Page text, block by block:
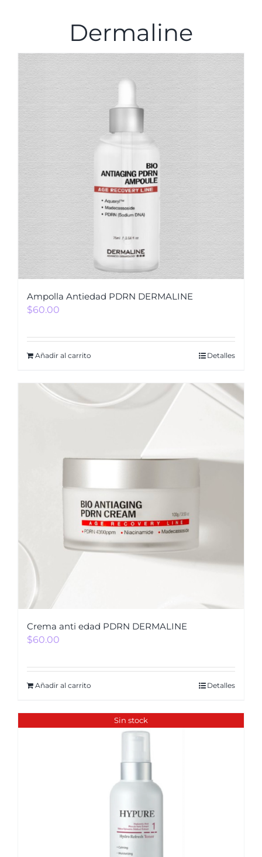
Marcas
Dermaline
Ampolla Antiedad PDRN DERMALINE
$60.00
Añadir al carrito Detalles
Crema anti edad PDRN DERMALINE
$60.00
Añadir al carrito Detalles
Sin stock